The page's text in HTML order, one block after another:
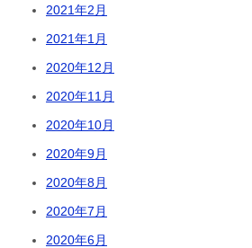
2021年2月
2021年1月
2020年12月
2020年11月
2020年10月
2020年9月
2020年8月
2020年7月
2020年6月